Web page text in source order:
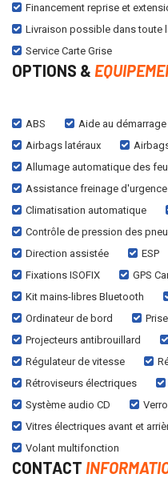
Financement reprise et
Livraison possible dans toute
Service Carte Grise
OPTIONS &
ABS Aide au
Airbags latéraux
Allumage automatique des
Assistance freinage d'urgence
Climatisation automatique
Contrôle de pression des
Direction assistée
ESP
Fixations ISOFIX
GPS
Kit mains-libres Bluetooth
Ordinateur de bord
Projecteurs antibrouillard
Régulateur de vitesse
Rétroviseurs électriques
Système audio CD
Vitres électriques avant et
Volant multifonction
CONTACT